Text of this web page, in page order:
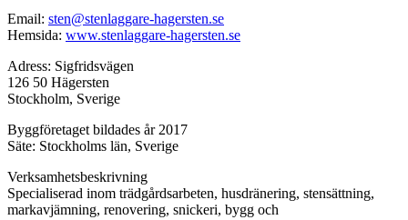
Email: sten@stenlaggare-hagersten.se
Hemsida: www.stenlaggare-hagersten.se
Adress: Sigfridsvägen
126 50 Hägersten
Stockholm, Sverige
Byggföretaget bildades år 2017
Säte: Stockholms län, Sverige
Verksamhetsbeskrivning
Specialiserad inom trädgårdsarbeten, husdränering, stensättning,
markavjämning, renovering, snickeri, bygg och